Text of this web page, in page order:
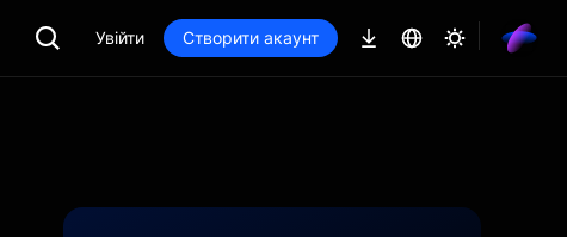
Увійти Створити акаунт